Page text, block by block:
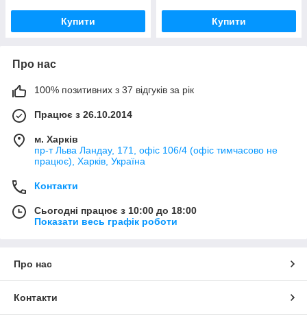
Купити Купити
Про нас
100% позитивних з 37 відгуків за рік
Працює з 26.10.2014
м. Харків
пр-т Льва Ландау, 171, офіс 106/4 (офіс тимчасово не
працює), Харків, Україна
Контакти
Сьогодні працює з 10:00 до 18:00
Показати весь графік роботи
Про нас
Контакти